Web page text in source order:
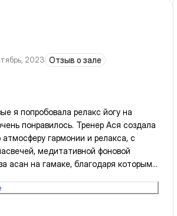
2023 Отзыв о зале
я попробовала релакс йогу на
Тренер Ася создала
гармонии и релакса, с
медитативной фоновой
благодаря которым
Спасибо большое, Ася!